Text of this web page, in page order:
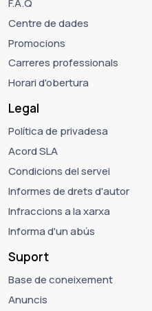
F.A.Q
Centre de dades
Promocions
Carreres professionals
Horari d'obertura
Legal
Política de privadesa
Acord SLA
Condicions del servei
Informes de drets d'autor
Infraccions a la xarxa
Informa d'un abús
Suport
Base de coneixement
Anuncis